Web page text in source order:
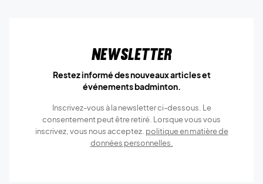
Newsletter
Restez informé des nouveaux articles et
événements badminton.
Inscrivez-vous à la newsletter ci-dessous. Le
consentement peut être retiré. Lorsque vous vous
inscrivez, vous nous acceptez. politique en matière de
données personnelles.